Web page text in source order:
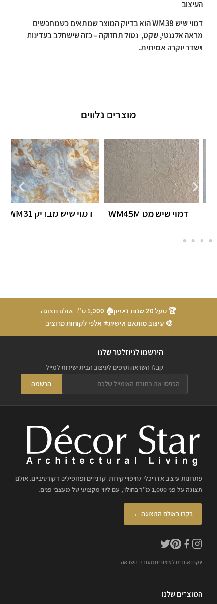
העיצוב
דמוי שיש
WM38 הוא בדיוק המוצר שמתאים כשמחפשים
מראה אלגנטי, שקט, ונטול תחזוקה – כזה שישתלב בעדינות
וישדר יוקרה אמיתית.
מוצרים נלווים
דמוי שיש מט WM45M דמוי שיש מבריק WM31
🏆 מעל 20 שנות ניסיון
🏠 1,000 מ"ר אולם תצוגה
🎨 עיצוב מותאם אישית⭐ אלפי לקוחות מרוצים
הירשמו לניוזלטר שלנו
קבלו השראה וטיפים לעיצוב הבית ישירות למייל
הרשמה
פתרונות עיצוב אדריכלי לחיפויי קירות, קרניזים ופרופילים דקורטיביים. אולם
תצוגה על פני 1,000 מ"ר בחולון, עם ליווי מקצועי של מעצבי פנים.
בקרו באולם התצוגה ←
עקבו אחרינו לעיצובים מעוררי השראה
המוצרים שלנו